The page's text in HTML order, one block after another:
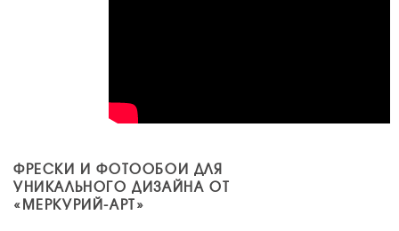
ФРЕСКИ И ФОТООБОИ ДЛЯ
УНИКАЛЬНОГО ДИЗАЙНА ОТ
«МЕРКУРИЙ-АРТ»